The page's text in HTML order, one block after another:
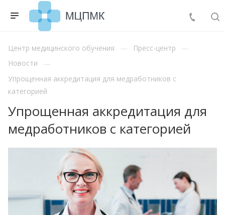
Центр медицинского обучения
Пресс-центр
Новости
Упрощенная аккредитация для медработников с
категорией
Упрощенная аккредитация для
медработников с категорией